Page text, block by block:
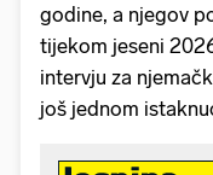
godine, a njegov
tijekom jeseni
intervju za
još jednom